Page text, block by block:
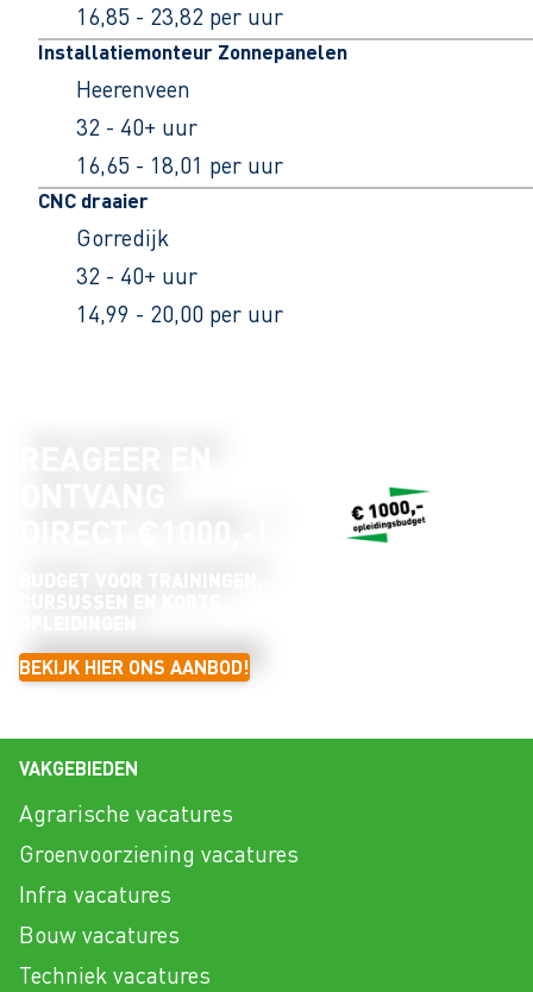
16,85 - 23,82 per uur
Installatiemonteur Zonnepanelen
Heerenveen
32 - 40+ uur
16,65 - 18,01 per uur
CNC draaier
Gorredijk
32 - 40+ uur
14,99 - 20,00 per uur
BEKIJK HIER ONS AANBOD!
VAKGEBIEDEN
Agrarische vacatures
Groenvoorziening vacatures
Infra vacatures
Bouw vacatures
Techniek vacatures